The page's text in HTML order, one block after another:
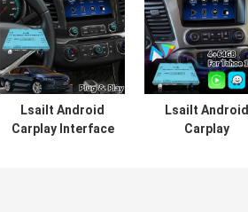
Lsailt Android
Carplay Interface
Lsailt Android
Carplay